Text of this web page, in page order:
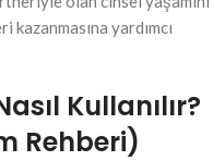
yardımcı
Kullanılır?
Rehberi)